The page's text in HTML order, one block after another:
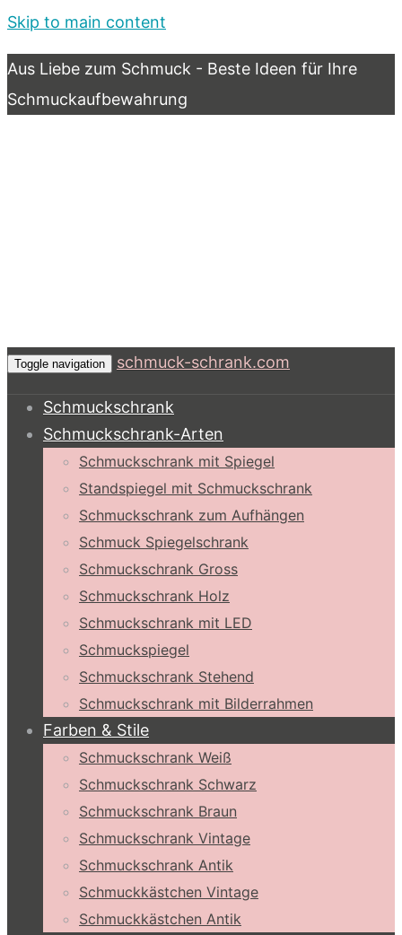
Skip to main content
Aus Liebe zum Schmuck - Beste Ideen für Ihre
Schmuckaufbewahrung
Toggle navigation schmuck-schrank.com
Schmuckschrank
Schmuckschrank-Arten
Schmuckschrank mit Spiegel
Standspiegel mit Schmuckschrank
Schmuckschrank zum Aufhängen
Schmuck Spiegelschrank
Schmuckschrank Gross
Schmuckschrank Holz
Schmuckschrank mit LED
Schmuckspiegel
Schmuckschrank Stehend
Schmuckschrank mit Bilderrahmen
Farben & Stile
Schmuckschrank Weiß
Schmuckschrank Schwarz
Schmuckschrank Braun
Schmuckschrank Vintage
Schmuckschrank Antik
Schmuckkästchen Vintage
Schmuckkästchen Antik